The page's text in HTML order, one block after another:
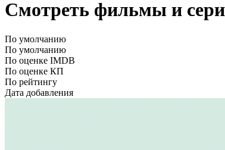
Смотреть фильмы и
По умолчанию
По умолчанию
По оценке IMDB
По оценке КП
По рейтингу
Дата добавления